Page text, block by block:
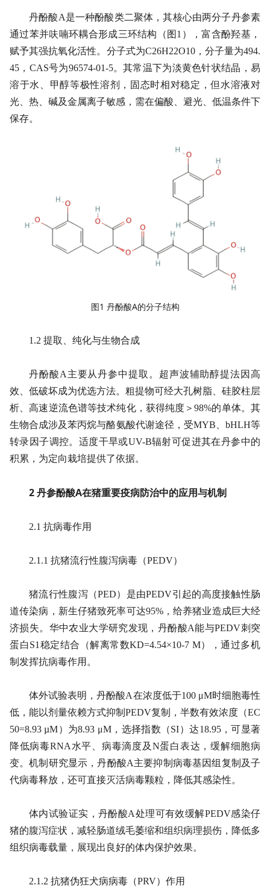
丹酚酸A是一种酚酸类二聚体，其核心由两分子丹参素
通过苯并呋喃环耦合形成三环结构（图1），富含酚羟基，
赋予其强抗氧化活性。分子式为C26H22O10，分子量为494.
45，CAS号为96574-01-5。其常温下为淡黄色针状结晶，易
溶于水、甲醇等极性溶剂，固态时相对稳定，但水溶液对
光、热、碱及金属离子敏感，需在偏酸、避光、低温条件下
保存。
图1 丹酚酸A的分子结构
1.2 提取、纯化与生物合成
丹酚酸A主要从丹参中提取。超声波辅助醇提法因高
效、低破坏成为优选方法。粗提物可经大孔树脂、硅胶柱层
析、高速逆流色谱等技术纯化，获得纯度＞98%的单体。其
生物合成涉及苯丙烷与酪氨酸代谢途径，受MYB、bHLH等
转录因子调控。适度干旱或UV-B辐射可促进其在丹参中的
积累，为定向栽培提供了依据。
2 丹参酚酸A在猪重要疫病防治中的应用与机制
2.1 抗病毒作用
2.1.1 抗猪流行性腹泻病毒（PEDV）
猪流行性腹泻（PED）是由PEDV引起的高度接触性肠
道传染病，新生仔猪致死率可达95%，给养猪业造成巨大经
济损失。华中农业大学研究发现，丹酚酸A能与PEDV刺突
蛋白S1稳定结合（解离常数KD=4.54×10-7 M），通过多机
制发挥抗病毒作用。
体外试验表明，丹酚酸A在浓度低于100 μM时细胞毒性
低，能以剂量依赖方式抑制PEDV复制，半数有效浓度（EC
50=8.93 µM）为8.93 μM，选择指数（SI）达18.95，可显著
降低病毒RNA水平、病毒滴度及N蛋白表达，缓解细胞病
变。机制研究显示，丹酚酸A主要抑制病毒基因组复制及子
代病毒释放，还可直接灭活病毒颗粒，降低其感染性。
体内试验证实，丹酚酸A处理可有效缓解PEDV感染仔
猪的腹泻症状，减轻肠道绒毛萎缩和组织病理损伤，降低多
组织病毒载量，展现出良好的体内保护效果。
2.1.2 抗猪伪狂犬病病毒（PRV）作用